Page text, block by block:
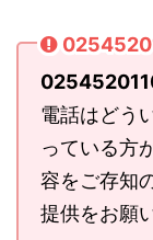
電話はどう
っている方
容をご存知
提供をお願